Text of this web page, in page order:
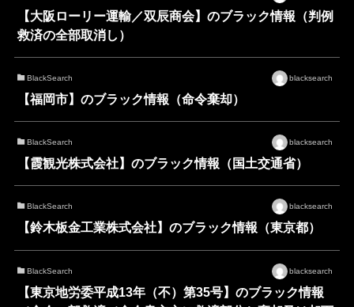
【大阪ローリー運輸／双辰商会】のブラック情報（判例
救済の全部取消し）
BlackSearch blacksearch
【福岡市】のブラック情報（命令棄却）
BlackSearch blacksearch
【霞観光株式会社】のブラック情報（国土交通省）
BlackSearch blacksearch
【鈴木板金工業株式会社】のブラック情報（東京都）
BlackSearch blacksearch
【東京地労委平成13年（不）第35号】のブラック情報